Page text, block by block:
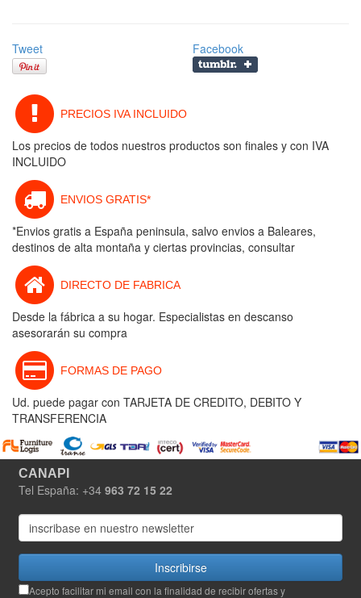
Tweet Facebook
PRECIOS IVA INCLUIDO
Los precios de todos nuestros productos son finales y con IVA
INCLUIDO
ENVIOS GRATIS*
*Envios gratis a España peninsula, salvo envios a Baleares,
destinos de alta montaña y ciertas provincias, consultar
DIRECTO DE FABRICA
Desde la fábrica a su hogar. Especialistas en descanso
asesorarán su compra
FORMAS DE PAGO
Ud. puede pagar con TARJETA DE CREDITO, DEBITO Y
TRANSFERENCIA
CANAPI
Tel España: +34 963 72 15 22
Inscribirse
Acepto facilitar mi email con la finalidad de recibir ofertas y